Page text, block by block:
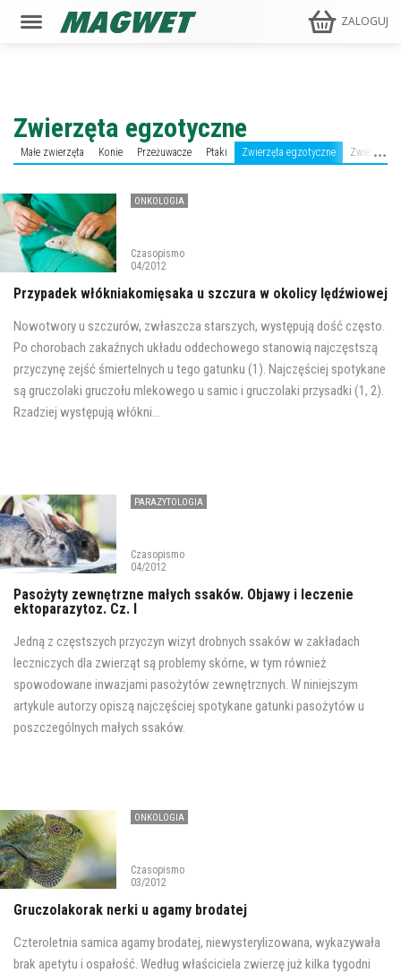
ZALOGUJ
Zwierzęta egzotyczne
Małe zwierzęta Konie Przeżuwacze Ptaki Zwierzęta egzotyczne Zwierzęta
ONKOLOGIA
Czasopismo
04/2012
Przypadek włókniakomięsaka u szczura w okolicy lędźwiowej
Nowotwory u szczurów, zwłaszcza starszych, występują dość często.
Po chorobach zakaźnych układu oddechowego stanowią najczęstszą
przyczynę zejść śmiertelnych u tego gatunku (1). Najczęściej spotykane
są gruczolaki gruczołu mlekowego u samic i gruczolaki przysadki (1, 2).
Rzadziej występują włókni...
PARAZYTOLOGIA
Czasopismo
04/2012
Pasożyty zewnętrzne małych ssaków. Objawy i leczenie
ektoparazytoz. Cz. I
Jedną z częstszych przyczyn wizyt drobnych ssaków w zakładach
leczniczych dla zwierząt są problemy skórne, w tym również
spowodowane inwazjami pasożytów zewnętrznych. W niniejszym
artykule autorzy opiszą najczęściej spotykane gatunki pasożytów u
poszczególnych małych ssaków.
ONKOLOGIA
Czasopismo
03/2012
Gruczolakorak nerki u agamy brodatej
Czteroletnia samica agamy brodatej, niewysterylizowana, wykazywała
brak apetytu i ospałość. Według właściciela zwierzę już kilka tygodni